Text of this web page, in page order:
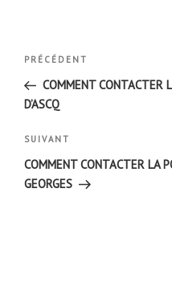
Navigation
l’article
Article
précédent
PRÉCÉDENT
COMMENT CONTACTER
D’ASCQ
Article
suivant
SUIVANT
COMMENT CONTACTER LA
GEORGES